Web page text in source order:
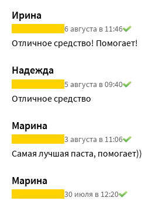
Ирина
6 августа в 11:46
Отличное средство! Помогает!
Надежда
5 августа в 09:40
Отличное средство
Марина
3 августа в 11:06
Самая лучшая паста, помогает))
Марина
30 июля в 12:20